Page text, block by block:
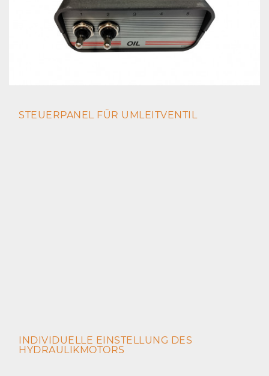
STEUERPANEL FÜR UMLEITVENTIL
INDIVIDUELLE EINSTELLUNG DES
HYDRAULIKMOTORS